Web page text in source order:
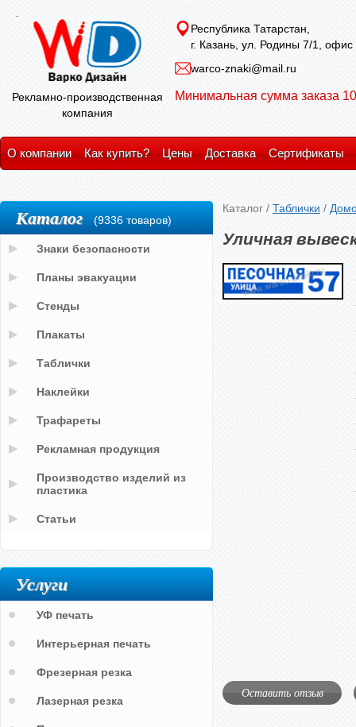
Рекламно-производственная
компания
Республика Татарстан,
г. Казань, ул. Родины 7/1, офис
warco-znaki@mail.ru
Минимальная сумма заказа
О компании Как купить? Цены Доставка Сертификаты
Каталог / Таблички /
Уличная
Оставить отзыв
Каталог (9336 товаров)
Знаки безопасности
Планы эвакуации
Стенды
Плакаты
Таблички
Наклейки
Трафареты
Рекламная продукция
Производство изделий из
пластика
Статьи
Услуги
УФ печать
Интерьерная печать
Фрезерная резка
Лазерная резка